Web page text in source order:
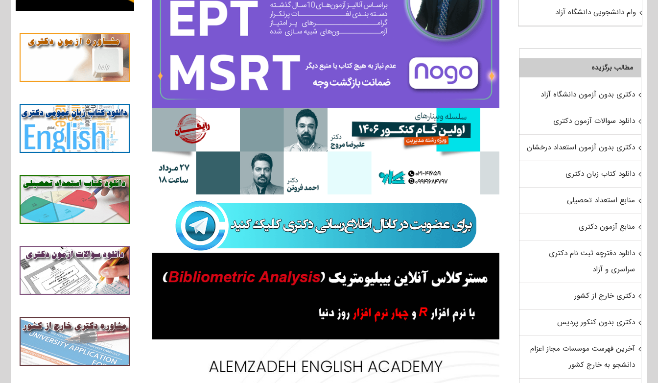
وام دانشجویی دانشگاه آزاد
مطالب برگزیده
دکتری بدون آزمون دانشگاه آزاد
دانلود سوالات آزمون دکتری
دکتری بدون آزمون استعداد درخشان
دانلود کتاب زبان دکتری
منابع استعداد تحصیلی
منابع آزمون دکتری
دانلود دفترچه ثبت نام دکتری
سراسری و آزاد
دکتری خارج از کشور
دکتری بدون کنکور پردیس
آخرین فهرست موسسات مجاز اعزام
دانشجو به خارج کشور